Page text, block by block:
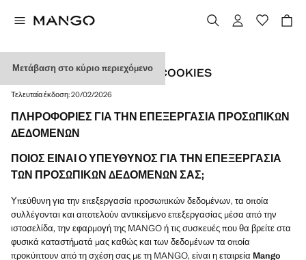
Μετάβαση στο κύριο περιεχόμενο
ΠΟΛΙΤΙΚΉ ΑΠΟΡΡΉΤΟΥ ΚΑΙ COOKIES
Τελευταία έκδοση:20/02/2026
ΠΛΗΡΟΦΟΡΙΕΣ ΓΙΑ ΤΗΝ ΕΠΕΞΕΡΓΑΣΙΑ ΠΡΟΣΩΠΙΚΩΝ
ΔΕΔΟΜΕΝΩΝ
ΠΟΙΟΣ ΕΙΝΑΙ Ο ΥΠΕΥΘΥΝΟΣ ΓΙΑ ΤΗΝ ΕΠΕΞΕΡΓΑΣΙΑ
ΤΩΝ ΠΡΟΣΩΠΙΚΩΝ ΔΕΔΟΜΕΝΩΝ ΣΑΣ;
Υπεύθυνη για την επεξεργασία προσωπικών δεδομένων, τα οποία
συλλέγονται και αποτελούν αντικείμενο επεξεργασίας μέσα από την
ιστοσελίδα, την εφαρμογή της MANGO ή τις συσκευές που θα βρείτε στα
φυσικά καταστήματά μας καθώς και των δεδομένων τα οποία
προκύπτουν από τη σχέση σας με τη MANGO, είναι η εταιρεία Mango